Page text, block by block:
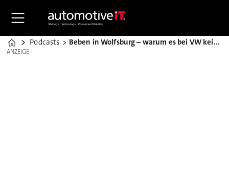
Home
Podcasts Beben in Wolfsburg – warum es bei VW keine Tabus mehr gibt
ANZEIGE
ANZEIGE